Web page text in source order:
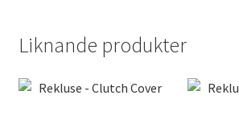
Liknande produkter